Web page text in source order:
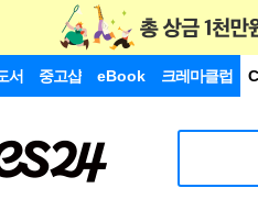
서 중고샵 eBook 크레마클럽